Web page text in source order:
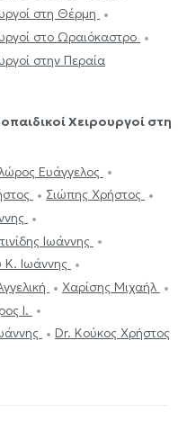
στη Θέρμη
στο Ωραιόκαστρο
στην Περαία
Χειρουργοί στη
Ευάγγελος
Σιώπης Χρήστος
Ιωάννης
Ιωάννης
Χαρίσης Μιχαήλ
Ι.
Dr. Κούκος Χρήστος